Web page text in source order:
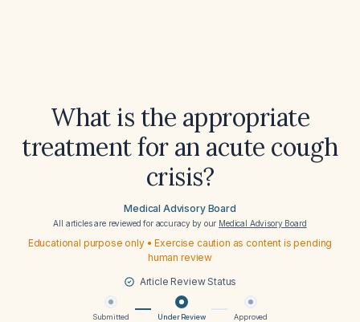
What is the appropriate
treatment for an acute cough
crisis?
Medical Advisory Board
All articles are reviewed for accuracy by our Medical Advisory Board
Educational purpose only • Exercise caution as content is pending
human review
Article Review Status
Submitted Under Review Approved